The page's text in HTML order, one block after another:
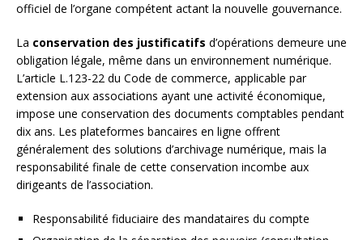
officiel de l’organe compétent actant la nouvelle gouvernance.
La conservation des justificatifs d’opérations demeure une
obligation légale, même dans un environnement numérique.
L’article L.123-22 du Code de commerce, applicable par
extension aux associations ayant une activité économique,
impose une conservation des documents comptables pendant
dix ans. Les plateformes bancaires en ligne offrent
généralement des solutions d’archivage numérique, mais la
responsabilité finale de cette conservation incombe aux
dirigeants de l’association.
Responsabilité fiduciaire des mandataires du compte